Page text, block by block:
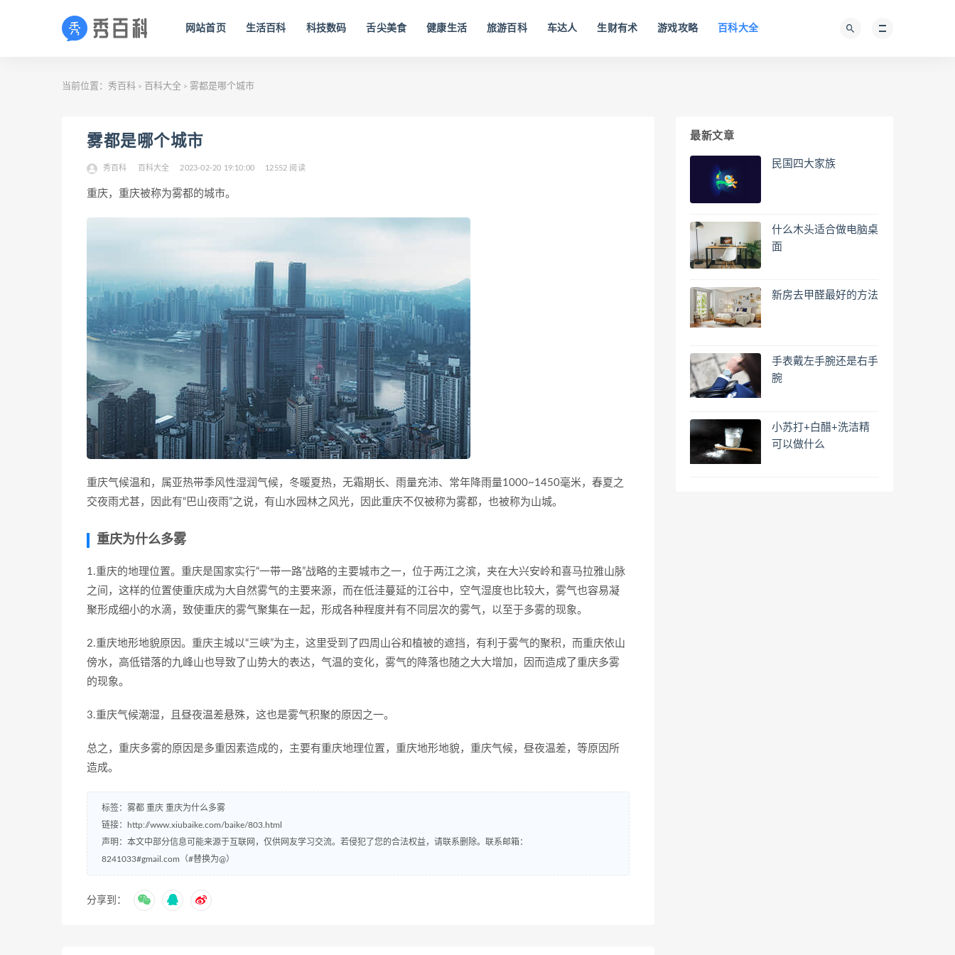
网站首页 生活百科 科技数码 舌尖美食 健康生活 旅游百科 车达人 生财有术 游戏攻略 百科大全
当前位置： 秀百科 > 百科大全 > 雾都是哪个城市
雾都是哪个城市
秀百科 百科大全 2023-02-20 19:10:00 12552 阅读
重庆，重庆被称为雾都的城市。
重庆气候温和，属亚热带季风性湿润气候，冬暖夏热，无霜期长、雨量充沛、常年降雨量1000~1450毫米，春夏之
交夜雨尤甚，因此有“巴山夜雨”之说，有山水园林之风光，因此重庆不仅被称为雾都，也被称为山城。
重庆为什么多雾
1.重庆的地理位置。重庆是国家实行“一带一路”战略的主要城市之一，位于两江之滨，夹在大兴安岭和喜马拉雅山脉
之间，这样的位置使重庆成为大自然雾气的主要来源，而在低洼蔓延的江谷中，空气湿度也比较大，雾气也容易凝
聚形成细小的水滴，致使重庆的雾气聚集在一起，形成各种程度并有不同层次的雾气，以至于多雾的现象。
2.重庆地形地貌原因。重庆主城以“三峡”为主，这里受到了四周山谷和植被的遮挡，有利于雾气的聚积，而重庆依山
傍水，高低错落的九峰山也导致了山势大的表达，气温的变化，雾气的降落也随之大大增加，因而造成了重庆多雾
的现象。
3.重庆气候潮湿，且昼夜温差悬殊，这也是雾气积聚的原因之一。
总之，重庆多雾的原因是多重因素造成的，主要有重庆地理位置，重庆地形地貌，重庆气候，昼夜温差，等原因所
造成。
标签： 雾都 重庆 重庆为什么多雾
链接：
http://www.xiubaike.com/baike/803.html
声明：本文中部分信息可能来源于互联网，仅供网友学习交流。若侵犯了您的合法权益，请联系删除。联系邮箱：
8241033#gmail.com（#替换为@）
分享到：
最新文章
民国四大家族
什么木头适合做电脑桌
面
新房去甲醛最好的方法
手表戴左手腕还是右手
腕
小苏打+白醋+洗洁精
可以做什么